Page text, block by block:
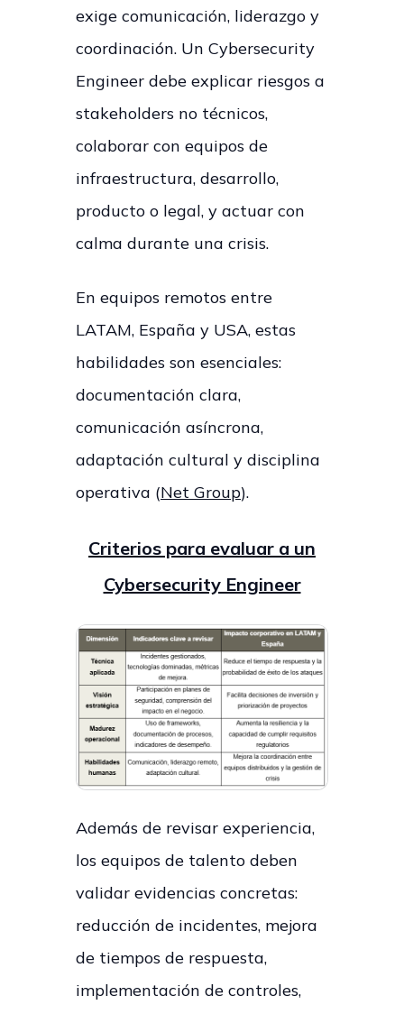
exige comunicación, liderazgo y
coordinación. Un Cybersecurity
Engineer debe explicar riesgos a
stakeholders no técnicos,
colaborar con equipos de
infraestructura, desarrollo,
producto o legal, y actuar con
calma durante una crisis.
En equipos remotos entre
LATAM, España y USA, estas
habilidades son esenciales:
documentación clara,
comunicación asíncrona,
adaptación cultural y disciplina
operativa (Net Group).
Criterios para evaluar a un
Cybersecurity Engineer
Además de revisar experiencia,
los equipos de talento deben
validar evidencias concretas:
reducción de incidentes, mejora
de tiempos de respuesta,
implementación de controles,